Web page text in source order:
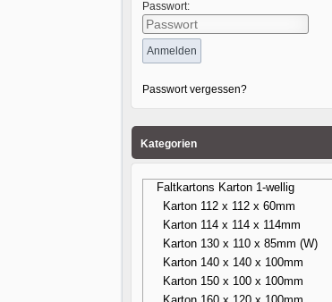
Passwort:
Passwort vergessen?
Kategorien
Faltkartons Karton 1-wellig
Karton 112 x 112 x 60mm
Karton 114 x 114 x 114mm
Karton 130 x 110 x 85mm (W)
Karton 140 x 140 x 100mm
Karton 150 x 100 x 100mm